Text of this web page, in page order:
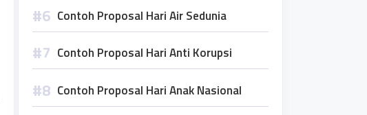
Contoh Proposal Hari Air Sedunia
Contoh Proposal Hari Anti Korupsi
Contoh Proposal Hari Anak Nasional